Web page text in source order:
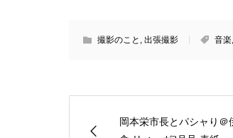
撮影のこと , 出張撮影 音楽,
岡本栄市長とパシャり＠